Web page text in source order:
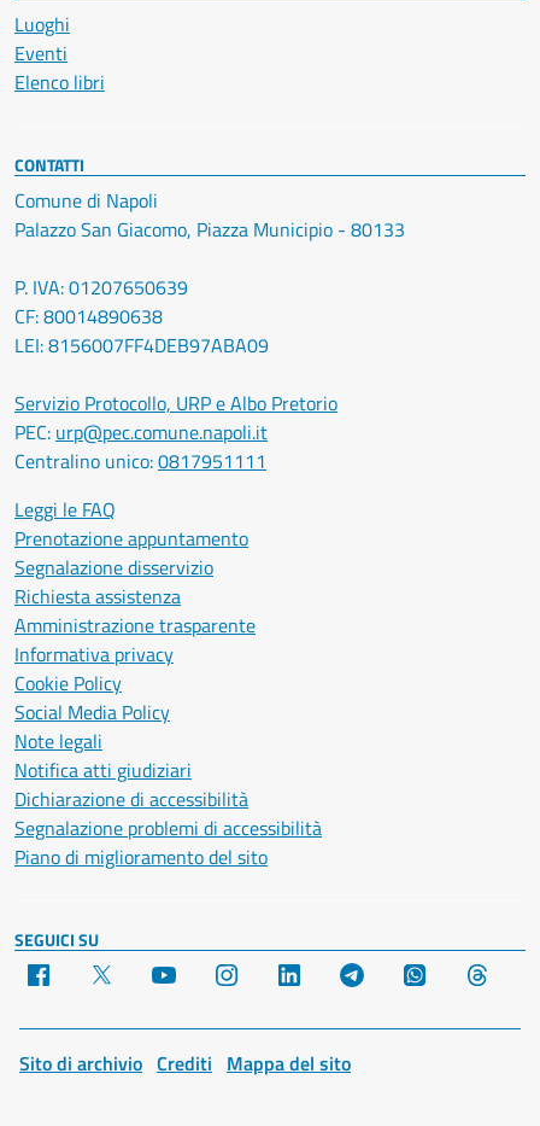
Luoghi
Eventi
Elenco libri
CONTATTI
Comune di Napoli
Palazzo San Giacomo, Piazza Municipio - 80133
P. IVA: 01207650639
CF: 80014890638
LEI: 8156007FF4DEB97ABA09
Servizio Protocollo, URP e Albo Pretorio
PEC: urp@pec.comune.napoli.it
Centralino unico:0817951111
Leggi le FAQ
Prenotazione appuntamento
Segnalazione disservizio
Richiesta assistenza
Amministrazione trasparente
Informativa privacy
Cookie Policy
Social Media Policy
Note legali
Notifica atti giudiziari
Dichiarazione di accessibilità
Segnalazione problemi di accessibilità
Piano di miglioramento del sito
SEGUICI SU
Facebook YouTube Instagram LinkedIn Telegram WhatsApp
Sito di archivio Crediti Mappa del sito